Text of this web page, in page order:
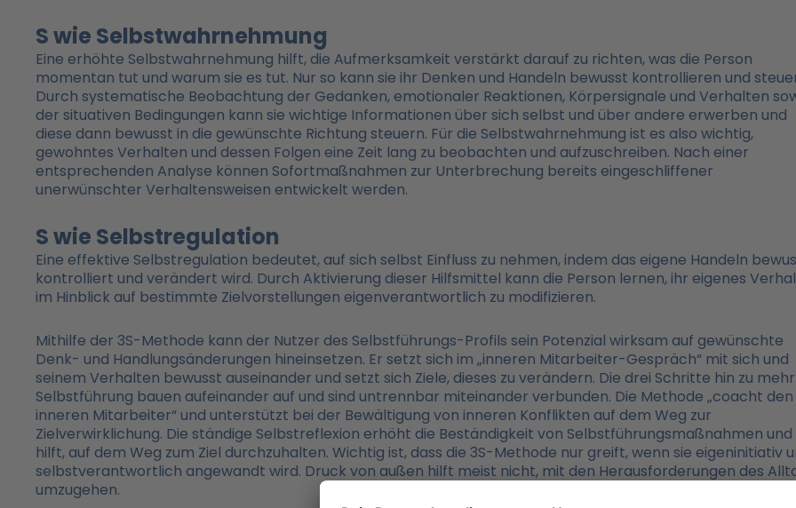
S wie Selbstwahrnehmung
Eine erhöhte Selbstwahrnehmung hilft, die Aufmerksamkeit verstärkt darauf zu richten, was die Person
momentan tut und warum sie es tut. Nur so kann sie ihr Denken und Handeln bewusst kontrollieren und
Durch systematische Beobachtung der Gedanken, emotionaler Reaktionen, Körpersignale und Verhalten
der situativen Bedingungen kann sie wichtige Informationen über sich selbst und über andere erwerben und
diese dann bewusst in die gewünschte Richtung steuern. Für die Selbstwahrnehmung ist es also wichtig,
gewohntes Verhalten und dessen Folgen eine Zeit lang zu beobachten und aufzuschreiben. Nach einer
entsprechenden Analyse können Sofortmaßnahmen zur Unterbrechung bereits eingeschliffener
unerwünschter Verhaltensweisen entwickelt werden.
S wie Selbstregulation
Eine effektive Selbstregulation bedeutet, auf sich selbst Einfluss zu nehmen, indem das eigene Handeln
kontrolliert und verändert wird. Durch Aktivierung dieser Hilfsmittel kann die Person lernen, ihr eigenes
im Hinblick auf bestimmte Zielvorstellungen eigenverantwortlich zu modifizieren.
Mithilfe der 3S-Methode kann der Nutzer des Selbstführungs-Profils sein Potenzial wirksam auf gewünschte
Denk- und Handlungsänderungen hineinsetzen. Er setzt sich im „inneren Mitarbeiter-Gespräch“ mit sich und
seinem Verhalten bewusst auseinander und setzt sich Ziele, dieses zu verändern. Die drei Schritte hin zu mehr
Selbstführung bauen aufeinander auf und sind untrennbar miteinander verbunden. Die Methode „coacht den
inneren Mitarbeiter“ und unterstützt bei der Bewältigung von inneren Konflikten auf dem Weg zur
Zielverwirklichung. Die ständige Selbstreflexion erhöht die Beständigkeit von Selbstführungsmaßnahmen und
hilft, auf dem Weg zum Ziel durchzuhalten. Wichtig ist, dass die 3S-Methode nur greift, wenn sie eigeninitiativ
selbstverantwortlich angewandt wird. Druck von außen hilft meist nicht, mit den Herausforderungen des
umzugehen.